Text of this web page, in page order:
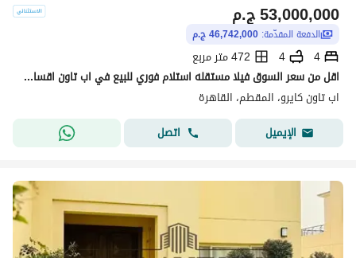
ج.م53,000,000
الدفعة المقدّمة: 46,742,000 ج.م
4
4
472 متر مربع
اقل من سعر السوق فيلا مستقله استلام فوري للبيع في اب تاون اقساط حتي 2028
اب تاون كايرو، المقطم، القاهرة
الإيميل
اتصل